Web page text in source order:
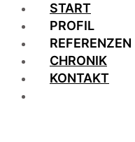
START
PROFIL
REFERENZEN
CHRONIK
KONTAKT